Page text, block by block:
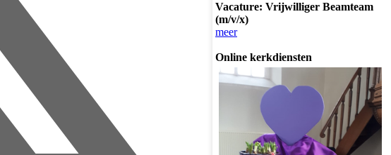
Vacature: Vrijwilliger Beamteam
(m/v/x)
meer
Online kerkdiensten